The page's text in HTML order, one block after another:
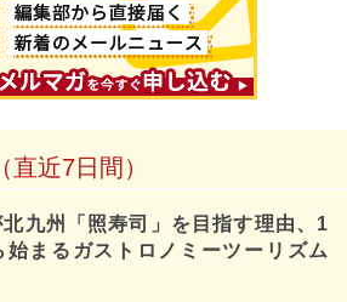
直近7日間）
九州「照寿司」を目指す理由、1
始まるガストロノミーツーリズム